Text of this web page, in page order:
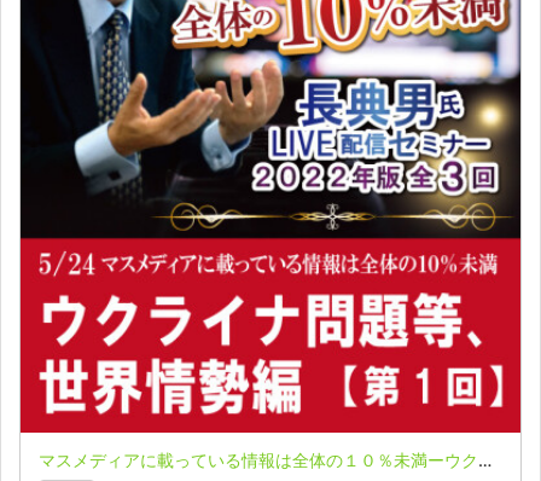
マスメディアに載っている情報は全体の１０％未満ーウクライナ問題等、世界情勢編ー 長典男氏LIVE配信セミナー収録映像